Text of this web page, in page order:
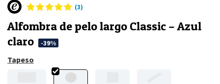
(3)
Alfombra de pelo largo Classic – Azul
claro
-39%
Tapeso